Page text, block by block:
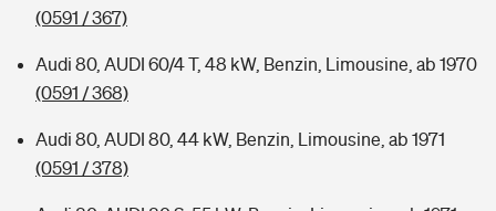
(0591 / 367)
Audi 80, AUDI 60/4 T, 48 kW, Benzin, Limousine, ab 1970
(0591 / 368)
Audi 80, AUDI 80, 44 kW, Benzin, Limousine, ab 1971
(0591 / 378)